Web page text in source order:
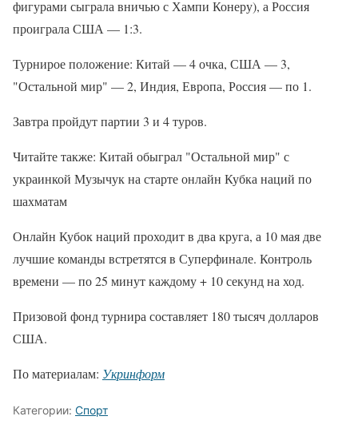
фигурами сыграла вничью с Хампи Конеру), а Россия
проиграла США — 1:3.
Турнирое положение: Китай — 4 очка, США — 3,
"Остальной мир" — 2, Индия, Европа, Россия — по 1.
Завтра пройдут партии 3 и 4 туров.
Читайте также: Китай обыграл "Остальной мир" с
украинкой Музычук на старте онлайн Кубка наций по
шахматам
Онлайн Кубок наций проходит в два круга, а 10 мая две
лучшие команды встретятся в Суперфинале. Контроль
времени — по 25 минут каждому + 10 секунд на ход.
Призовой фонд турнира составляет 180 тысяч долларов
США.
По материалам: Укринформ
Категории: Спорт